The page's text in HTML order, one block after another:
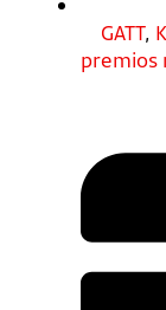
GATT,
premios